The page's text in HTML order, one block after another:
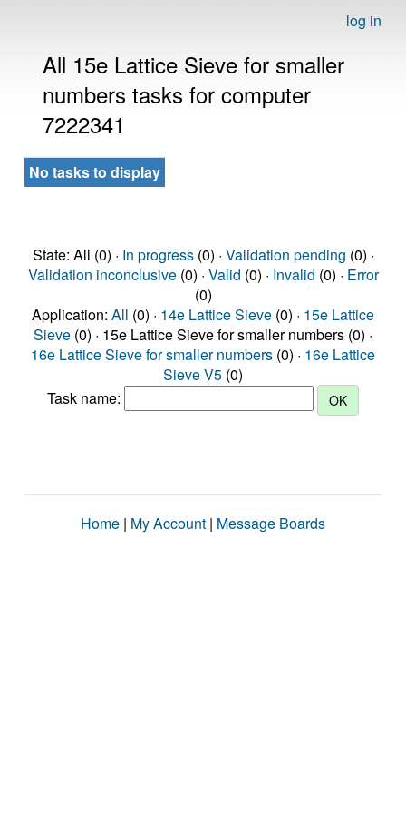
log in
All 15e Lattice Sieve for smaller
numbers tasks for computer
7222341
No tasks to display
State: All (0) · In progress(0) · Validation pending (0) ·
Validation inconclusive(0) · Valid (0) · Invalid (0) · Error
(0)
Application: All (0) · 14e Lattice Sieve (0) · 15e Lattice
Sieve (0) · 15e Lattice Sieve for smaller numbers (0) ·
16e Lattice Sieve for smaller numbers (0) · 16e Lattice
Sieve V5 (0)
Task name:
Home | My Account | Message Boards